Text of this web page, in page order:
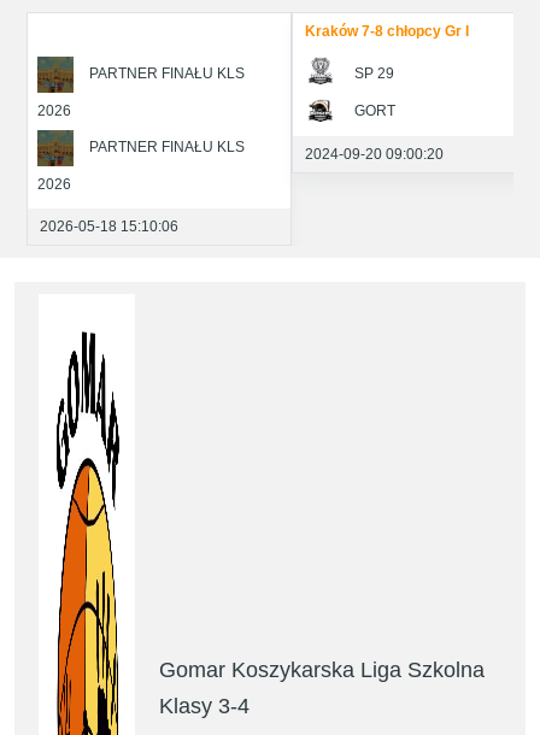
PARTNER FINAŁU KLS
2026
PARTNER FINAŁU KLS
2026
2026-05-18 15:10:06
Kraków 7-8 chłopcy Gr I
SP 29
GORT
2024-09-20 09:00:20
Gomar Koszykarska Liga Szkolna
Klasy 3-4